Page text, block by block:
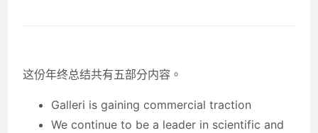
这份年终总结共有五部分内容。
Galleri is gaining commercial traction
We continue to be a leader in scientific and